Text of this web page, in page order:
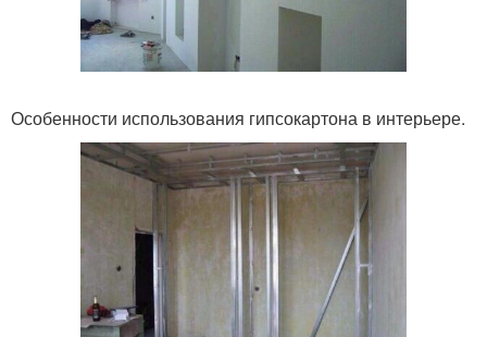
Особенности использования гипсокартона в интерьере.